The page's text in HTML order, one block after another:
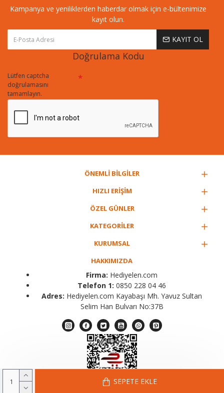
SEPETE EKLE
Kampanya ve yeniliklerden haberdar olmak için e-bültenimize
kayıt olun.
KAYIT OL
Doğrulama Kodu
Lütfen captcha
doğrulamasını
tamamlayın.
ÖNEMLİ BİLGİLER
HIZLI ERİŞİM
ÖZEL GÜNLER
KATEGORİLER
KURUMSAL
HAKKIMIZDA
Firma: Hediyelen.com
Telefon 1: 0850 228 04 46
Adres: Hediyelen.com Kayabaşı Mh. Yavuz Sultan
Selim Han Bulvarı No:37B